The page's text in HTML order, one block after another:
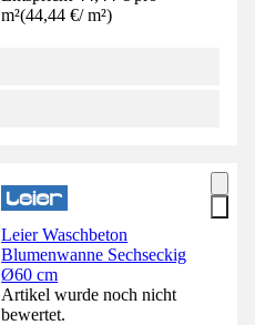
m²(44,44 €/ m²)
Leier Waschbeton
Blumenwanne Sechseckig
Ø60 cm
Artikel wurde noch nicht
bewertet.